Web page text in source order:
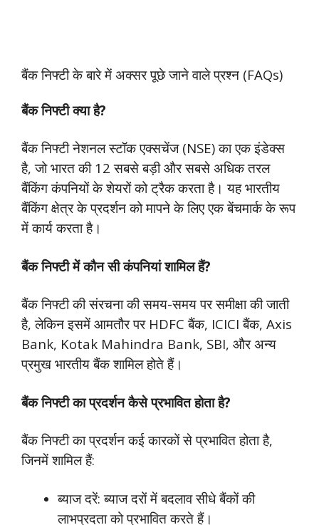
बैंक निफ्टी के बारे में अक्सर पूछे जाने वाले प्रश्न (FAQs)
बैंक निफ्टी क्या है?
बैंक निफ्टी नेशनल स्टॉक एक्सचेंज (NSE) का एक इंडेक्स
है, जो भारत की 12 सबसे बड़ी और सबसे अधिक तरल
बैंकिंग कंपनियों के शेयरों को ट्रैक करता है। यह भारतीय
बैंकिंग क्षेत्र के प्रदर्शन को मापने के लिए एक बेंचमार्क के रूप
में कार्य करता है।
बैंक निफ्टी में कौन सी कंपनियां शामिल हैं?
बैंक निफ्टी की संरचना की समय-समय पर समीक्षा की जाती
है, लेकिन इसमें आमतौर पर HDFC बैंक, ICICI बैंक, Axis
Bank, Kotak Mahindra Bank, SBI, और अन्य
प्रमुख भारतीय बैंक शामिल होते हैं।
बैंक निफ्टी का प्रदर्शन कैसे प्रभावित होता है?
बैंक निफ्टी का प्रदर्शन कई कारकों से प्रभावित होता है,
जिनमें शामिल हैं:
ब्याज दरें: ब्याज दरों में बदलाव सीधे बैंकों की
लाभप्रदता को प्रभावित करते हैं।